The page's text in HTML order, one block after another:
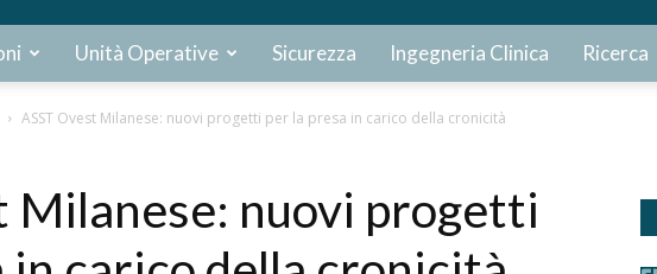
Unità Operative Sicurezza Ingegneria Clinica Ricerca
ASST Ovest Milanese: nuovi progetti per la presa in carico della cronicità
Milanese: nuovi progetti